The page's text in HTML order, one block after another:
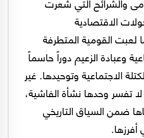
الاقتصادية
لعبت القومية المتطرفة
وعبادة الزعيم دوراً حاسماً
الاجتماعية وتوحيدها. غير
تفسر وحدها نشأة الفاشية،
ضمن السياق التاريخي
أفرزها.